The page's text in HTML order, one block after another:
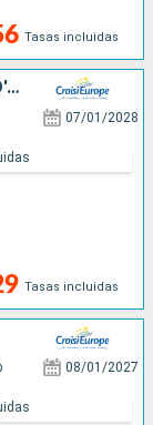
Tasas incluidas
DU DELTA DU MÉKONG AUX TEMPLES D'ANGKOR, LES VILLES IMPÉRIALES, HANOÏ ET LA BAIE D'ALONG (FORMULE PORT/PORT)
07/01/2028
Tasas incluidas
08/01/2027